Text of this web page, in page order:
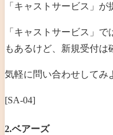
「キャストサービス」が
「キャストサービス」
もあるけど、新規受付は
気軽に問い合わせしてみ
[SA-04]
2.ベアーズ